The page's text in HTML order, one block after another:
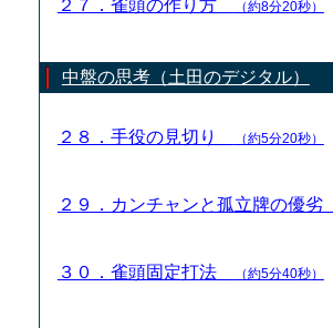
２７．雀頭の作り方 （約8分20秒）
中盤の思考（土田のデジタル）
２８．手役の見切り （約5分20秒）
２９．カンチャンと孤立牌の優劣
３０．雀頭固定打法 （約5分40秒）